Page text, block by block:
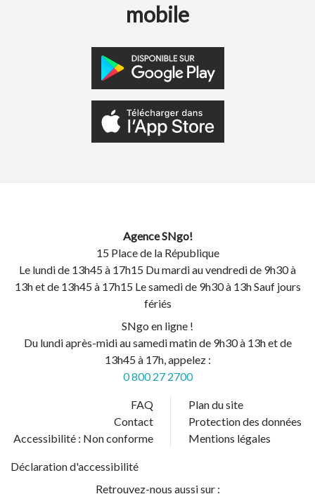
mobile
Agence SNgo!
15 Place de la République
Le lundi de 13h45 à 17h15 Du mardi au vendredi de 9h30 à
13h et de 13h45 à 17h15 Le samedi de 9h30 à 13h Sauf jours
fériés
SNgo en ligne !
Du lundi après-midi au samedi matin de 9h30 à 13h et de
13h45 à 17h, appelez :
0 800 27 2700
FAQ
Contact
Accessibilité : Non conforme
Plan du site
Protection des données
Mentions légales
Déclaration d'accessibilité
Retrouvez-nous aussi sur :